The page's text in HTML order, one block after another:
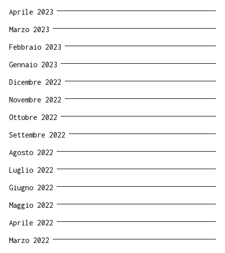
Aprile 2023
Marzo 2023
Febbraio 2023
Gennaio 2023
Dicembre 2022
Novembre 2022
Ottobre 2022
Settembre 2022
Agosto 2022
Luglio 2022
Giugno 2022
Maggio 2022
Aprile 2022
Marzo 2022